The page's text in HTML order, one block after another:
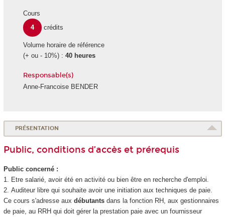
Cours
4
crédits
Volume horaire de référence
(+ ou - 10%) : 40 heures
Responsable(s)
Anne-Francoise BENDER
PRÉSENTATION
Public, conditions d’accès et prérequis
Public concerné :
1. Etre salarié, avoir été en activité ou bien être en recherche d'emploi.
2. Auditeur libre qui souhaite avoir une initiation aux techniques de paie.
Ce cours s'adresse aux débutantsdans la fonction RH, aux gestionnaires
de paie, au RRH qui doit gérer la prestation paie avec un fournisseur